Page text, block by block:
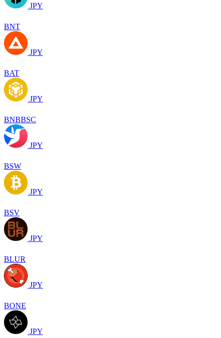
JPY
BNT
JPY
BAT
JPY
BNBBSC
JPY
BSW
JPY
BSV
JPY
BLUR
JPY
BONE
JPY